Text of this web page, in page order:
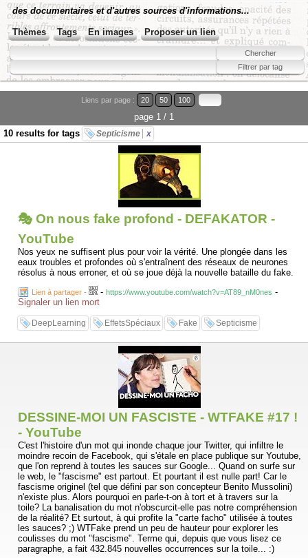
des documentaires et d'autres sources d'informations...
Thèmes Tags En images Proposer un lien
Liens par page : 20 50 100
page 1 / 1
10 results for tags
Septicisme x
🎭 On nous fake profond - DEFAKATOR -
YouTube
Nos yeux ne suffisent plus pour voir la vérité. Une plongée dans les
eaux troubles et profondes où s'entraînent des réseaux de neurones
résolus à nous erroner, et où se joue déjà la nouvelle bataille du fake.
Lien à partager - - https://www.youtube.com/watch?v=AT89_nM0nes -
Signaler un lien mort
DeepLearning EffetsSpéciaux Fake Septicisme
DESSINE-MOI UN FASCISTE - WTFAKE #17 !
- YouTube
C'est l'histoire d'un mot qui inonde chaque jour Twitter, qui infiltre le
moindre recoin de Facebook, qui s'étale en place publique sur Youtube,
que l'on reprend à toutes les sauces sur Google... Quand on surfe sur
le web, le "fascisme" est partout. Et pourtant il est nulle part! Car le
fascisme originel (tel que défini par son concepteur Benito Mussolini)
n'existe plus. Alors pourquoi en parle-t-on à tort et à travers sur la
toile? La banalisation du mot n'obscurcit-elle pas notre compréhension
de la réalité? Et surtout, à qui profite la "carte facho" utilisée à toutes
les sauces? ;) WTFake prend un peu de hauteur pour explorer les
coulisses du mot "fascisme". Terme qui, depuis que vous lisez ce
paragraphe, a fait 432.845 nouvelles occurrences sur la toile... :)